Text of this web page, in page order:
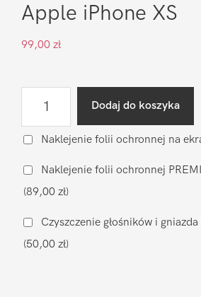
Apple iPhone XS
99,00 zł
oprogramowania
iPhone
XS
Dodaj do koszyka
Naklejenie folii ochronnej na
Naklejenie folii ochronnej
(89,00 zł)
Czyszczenie głośników i gniazda
(50,00 zł)